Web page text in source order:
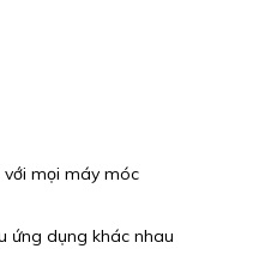
mọi máy móc
ứng dụng khác nhau